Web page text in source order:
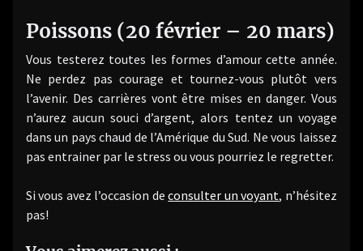
Poissons (20 février – 20 mars)
Vous testerez toutes les formes d’amour cette année.
Ne perdez pas courage et tournez-vous plutôt vers
l’avenir. Des carrières vont être mises en danger. Vous
n’aurez aucun souci d’argent, alors tentez un voyage
dans un pays chaud de l’Amérique du Sud. Ne vous laissez
pas entrainer par le stress ou vous pourriez le regretter.
Si vous avez l’occasion deconsulter un voyant, n’hésitez
pas!